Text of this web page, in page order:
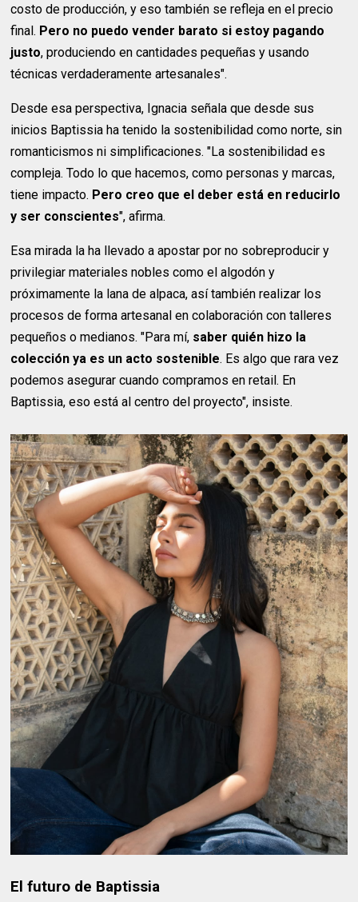
costo de producción, y eso también se refleja en el precio
final. Pero no puedo vender barato si estoy pagando
justo, produciendo en cantidades pequeñas y usando
técnicas verdaderamente artesanales".
Desde esa perspectiva, Ignacia señala que desde sus
inicios Baptissia ha tenido la sostenibilidad como norte, sin
romanticismos ni simplificaciones. "La sostenibilidad es
compleja. Todo lo que hacemos, como personas y marcas,
tiene impacto. Pero creo que el deber está en reducirlo
y ser conscientes", afirma.
Esa mirada la ha llevado a apostar por no sobreproducir y
privilegiar materiales nobles como el algodón y
próximamente la lana de alpaca, así también realizar los
procesos de forma artesanal en colaboración con talleres
pequeños o medianos. "Para mí, saber quién hizo la
colección ya es un acto sostenible. Es algo que rara vez
podemos asegurar cuando compramos en retail. En
Baptissia, eso está al centro del proyecto", insiste.
El futuro de Baptissia